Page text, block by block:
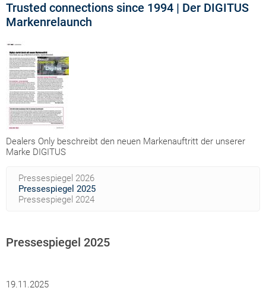
Trusted connections since 1994 | Der DIGITUS
Markenrelaunch
Dealers Only beschreibt den neuen Markenauftritt der unserer
Marke DIGITUS
Pressespiegel 2026
Pressespiegel 2025
Pressespiegel 2024
Pressespiegel 2025
19.11.2025